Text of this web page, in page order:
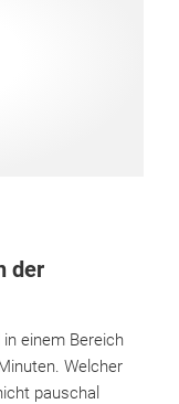
der
einem Bereich
Welcher
pauschal